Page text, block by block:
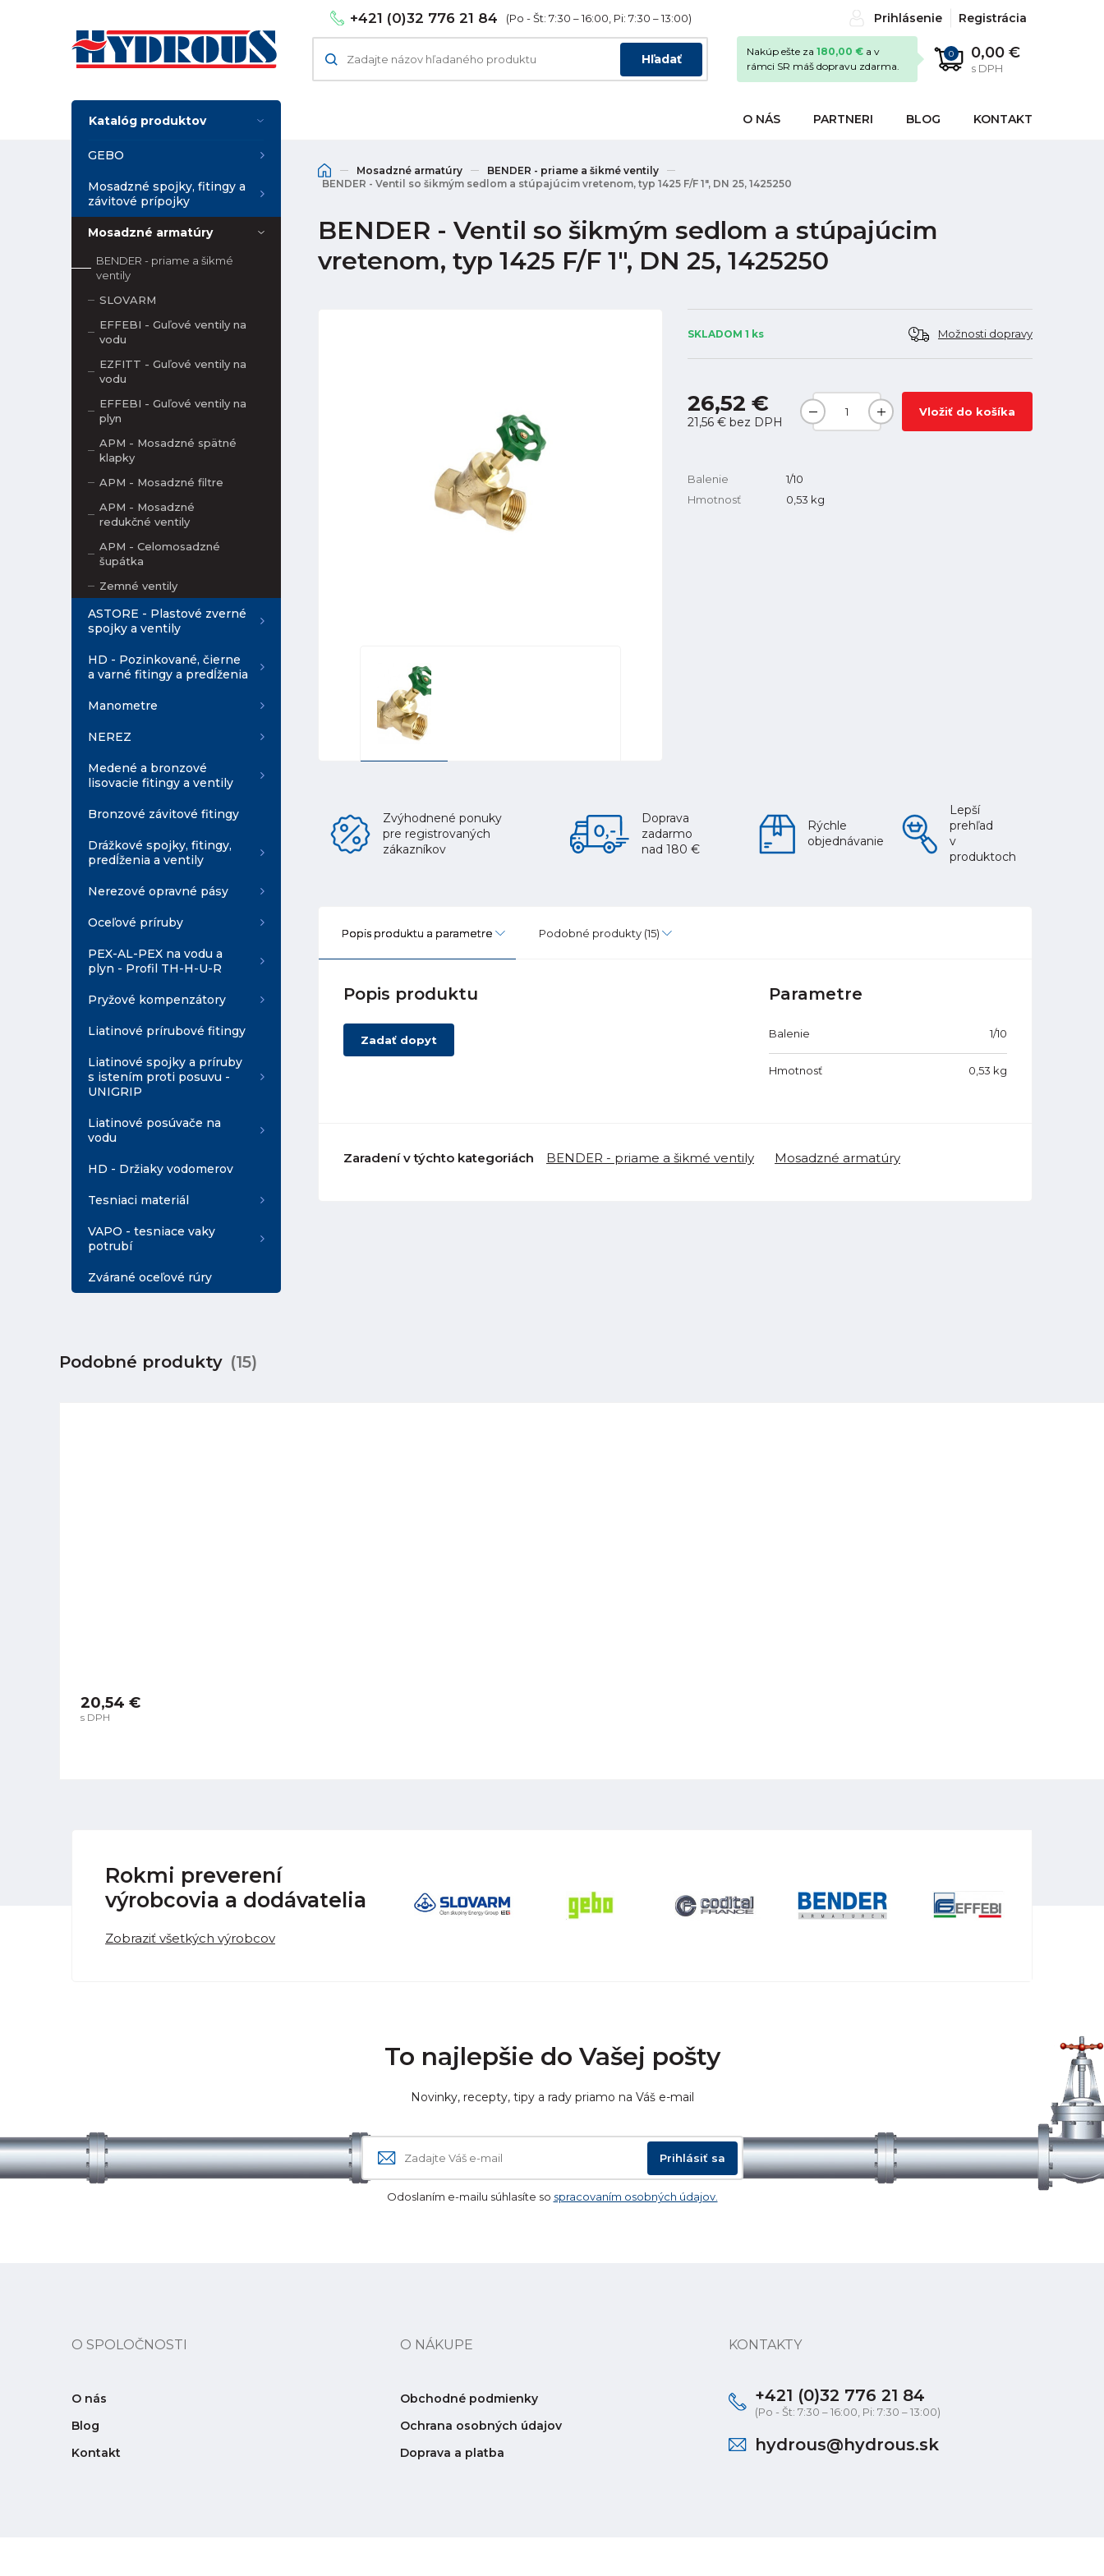
+421 (0)32 776 21 84 (Po - Št: 7:30 – 16:00, Pi: 7:30 – 13:00) Prihlásenie Registrácia
Hľadať 0 0,00 €
s DPH
Nakúp ešte za 180,00 € a v
rámci SR máš dopravu zdarma.
O NÁS PARTNERI BLOG KONTAKT
Katalóg produktov
GEBO
Mosadzné spojky, fitingy a
závitové prípojky
Mosadzné armatúry
BENDER - priame a šikmé
ventily
SLOVARM
EFFEBI - Guľové ventily na
vodu
EZFITT - Guľové ventily na
vodu
EFFEBI - Guľové ventily na
plyn
APM - Mosadzné spätné
klapky
APM - Mosadzné filtre
APM - Mosadzné
redukčné ventily
APM - Celomosadzné
šupátka
Zemné ventily
ASTORE - Plastové zverné
spojky a ventily
HD - Pozinkované, čierne
a varné fitingy a predĺženia
Manometre
NEREZ
Medené a bronzové
lisovacie fitingy a ventily
Bronzové závitové fitingy
Drážkové spojky, fitingy,
predĺženia a ventily
Nerezové opravné pásy
Oceľové príruby
PEX-AL-PEX na vodu a
plyn - Profil TH-H-U-R
Pryžové kompenzátory
Liatinové prírubové fitingy
Liatinové spojky a príruby
s istením proti posuvu -
UNIGRIP
Liatinové posúvače na
vodu
HD - Držiaky vodomerov
Tesniaci materiál
VAPO - tesniace vaky
potrubí
Zvárané oceľové rúry
Mosadzné armatúry
BENDER - priame a šikmé ventily
BENDER - Ventil so šikmým sedlom a stúpajúcim vretenom, typ 1425 F/F 1", DN 25, 1425250
BENDER - Ventil so šikmým sedlom a stúpajúcim
vretenom, typ 1425 F/F 1", DN 25, 1425250
SKLADOM 1 ks Možnosti dopravy
26,52 €
21,56 € bez DPH
Vložiť do košíka
Balenie
1/10
Hmotnosť
0,53 kg
Zvýhodnené ponuky
pre registrovaných
zákazníkov
Doprava
zadarmo
nad 180 €
Rýchle
objednávanie
Lepší
prehľad
v
produktoch
Popis produktu a parametre Podobné produkty (15)
Popis produktu
Zadať dopyt
Parametre
Balenie 1/10
Hmotnosť 0,53 kg
Zaradení v týchto kategoriách BENDER - priame a šikmé ventily Mosadzné armatúry
Podobné produkty (15)
20,54 €
s DPH
Rokmi preverení
výrobcovia a dodávatelia
Zobraziť všetkých výrobcov
To najlepšie do Vašej pošty
Novinky, recepty, tipy a rady priamo na Váš e-mail
Prihlásiť sa
Odoslaním e-mailu súhlasíte so spracovaním osobných údajov.
O SPOLOČNOSTI
O nás
Blog
Kontakt
O NÁKUPE
Obchodné podmienky
Ochrana osobných údajov
Doprava a platba
KONTAKTY
+421 (0)32 776 21 84
(Po - Št: 7:30 – 16:00, Pi: 7:30 – 13:00)
hydrous@hydrous.sk